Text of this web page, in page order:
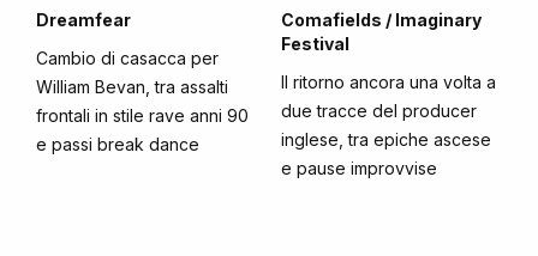
Dreamfear
Cambio di casacca per
William Bevan, tra assalti
frontali in stile rave anni 90
e passi break dance
Comafields / Imaginary
Festival
Il ritorno ancora una volta a
due tracce del producer
inglese, tra epiche ascese
e pause improvvise